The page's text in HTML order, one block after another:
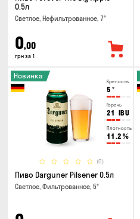
0.5л
Светлое, Нефильтрованное, 7°
0,00
грн за 1
Крепость
5 °
Горечь
21 IBU
Плотность
11.2 %
(0)
Новинка
Пиво Darguner Pilsener 0.5л
Светлое, Фильтрованное, 5°